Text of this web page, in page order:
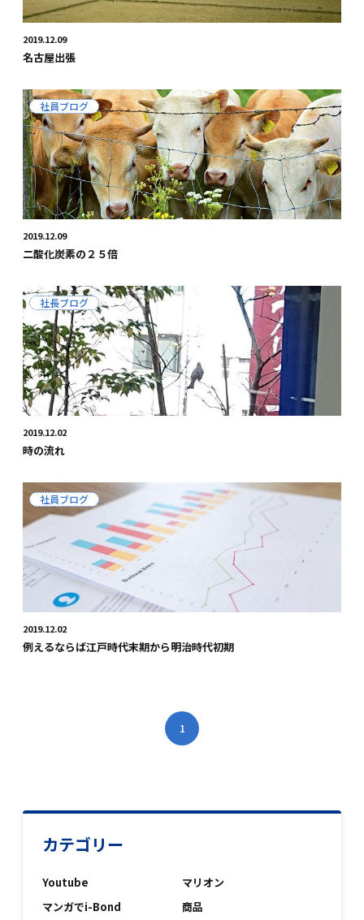
2019.12.09
名古屋出張
社員ブログ
2019.12.09
二酸化炭素の２５倍
社長ブログ
2019.12.02
時の流れ
社員ブログ
2019.12.02
例えるならば江戸時代末期から明治時代初期
1
カテゴリー
Youtube
マリオン
マンガでi-Bond
商品